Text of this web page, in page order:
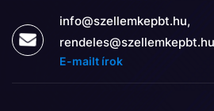
info@szellemkepbt.hu,
rendeles@szellemkepbt.hu
E-mailt írok